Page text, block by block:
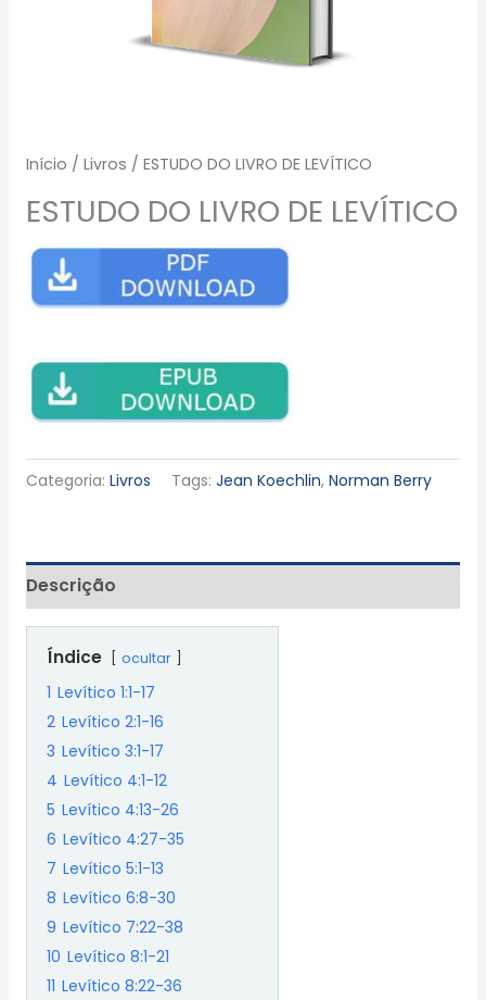
Início / Livros / ESTUDO DO LIVRO DE LEVÍTICO
ESTUDO DO LIVRO DE LEVÍTICO
Categoria: Livros Tags: Jean Koechlin, Norman Berry
Descrição
Índice ocultar
1 Levítico 1:1-17
2 Levítico 2:1-16
3 Levítico 3:1-17
4 Levítico 4:1-12
5 Levítico 4:13-26
6 Levítico 4:27-35
7 Levítico 5:1-13
8 Levítico 6:8-30
9 Levítico 7:22-38
10 Levítico 8:1-21
11 Levítico 8:22-36